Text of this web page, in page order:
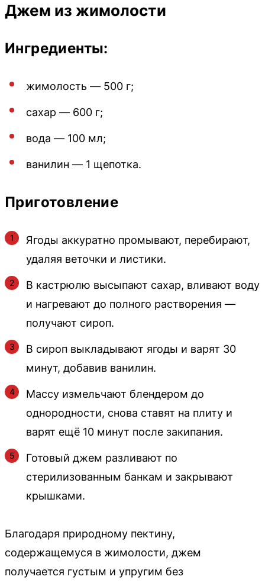
Джем из жимолости
Ингредиенты:
жимолость — 500 г;
сахар — 600 г;
вода — 100 мл;
ванилин — 1 щепотка.
Приготовление
Ягоды аккуратно промывают, перебирают,
удаляя веточки и листики.
В кастрюлю высыпают сахар, вливают воду
и нагревают до полного растворения —
получают сироп.
В сироп выкладывают ягоды и варят 30
минут, добавив ванилин.
Массу измельчают блендером до
однородности, снова ставят на плиту и
варят ещё 10 минут после закипания.
Готовый джем разливают по
стерилизованным банкам и закрывают
крышками.
Благодаря природному пектину,
содержащемуся в жимолости, джем
получается густым и упругим без